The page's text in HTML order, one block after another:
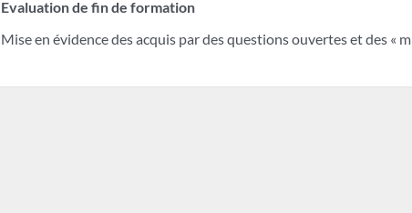
Evaluation de fin de formation
Mise en évidence des acquis par des questions ouvertes et des «